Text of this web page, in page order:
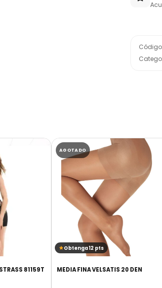
81159T
AGOTADO
Obtenga 12 pts
MEDIA FINA VELSATIS 20 DEN